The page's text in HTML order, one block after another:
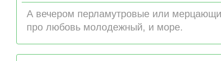
А вечером перламутровые или
про любовь молодежный, и море.